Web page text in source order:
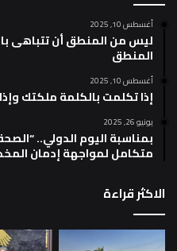
أغسطس 10, 2025
ليس من المنطق أن تتباهى
المنطق
أغسطس 10, 2025
إذا تكلمت بالكلمة ملكتك
يونيو 26, 2025
بمناسبة اليوم الدولي..
متكامل لمواجهة إدمان
الاكثر قراءة